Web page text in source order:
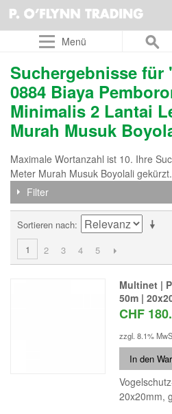
Menü
Suchergebnisse für
0884 Biaya
Minimalis 2 Lantai
Murah Musuk
Maximale Wortanzahl ist 10. Ihre
Meter Murah Musuk Boyolali gekürzt.
Filter
Sortieren nach
1
2 3 4 5
Multinet |
50m |
CHF
zzgl. 8.1%
In den
20x20mm,